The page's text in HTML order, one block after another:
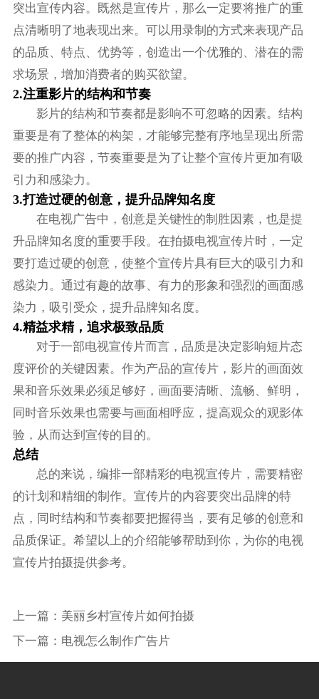
突出宣传内容。既然是宣传片，那么一定要将推广的重
点清晰明了地表现出来。可以用录制的方式来表现产品
的品质、特点、优势等，创造出一个优雅的、潜在的需
求场景，增加消费者的购买欲望。
2.注重影片的结构和节奏
影片的结构和节奏都是影响不可忽略的因素。结构
重要是有了整体的构架，才能够完整有序地呈现出所需
要的推广内容，节奏重要是为了让整个宣传片更加有吸
引力和感染力。
3.打造过硬的创意，提升品牌知名度
在电视广告中，创意是关键性的制胜因素，也是提
升品牌知名度的重要手段。在拍摄电视宣传片时，一定
要打造过硬的创意，使整个宣传片具有巨大的吸引力和
感染力。通过有趣的故事、有力的形象和强烈的画面感
染力，吸引受众，提升品牌知名度。
4.精益求精，追求极致品质
对于一部电视宣传片而言，品质是决定影响短片态
度评价的关键因素。作为产品的宣传片，影片的画面效
果和音乐效果必须足够好，画面要清晰、流畅、鲜明，
同时音乐效果也需要与画面相呼应，提高观众的观影体
验，从而达到宣传的目的。
总结
总的来说，编排一部精彩的电视宣传片，需要精密
的计划和精细的制作。宣传片的内容要突出品牌的特
点，同时结构和节奏都要把握得当，要有足够的创意和
品质保证。希望以上的介绍能够帮助到你，为你的电视
宣传片拍摄提供参考。
上一篇： 美丽乡村宣传片如何拍摄
下一篇： 电视怎么制作广告片